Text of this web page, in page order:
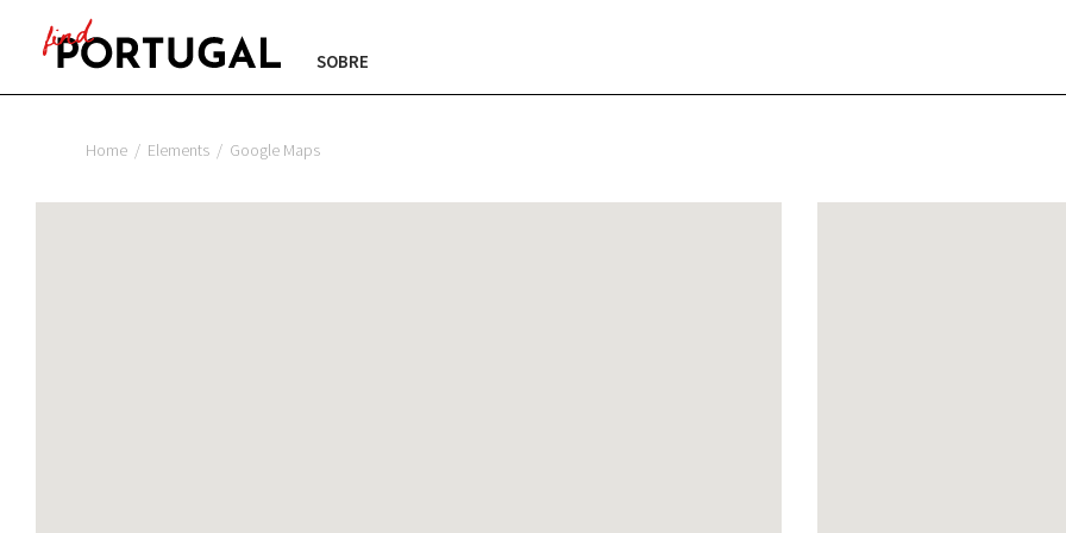
SOBRE
Home / Elements / Google Maps